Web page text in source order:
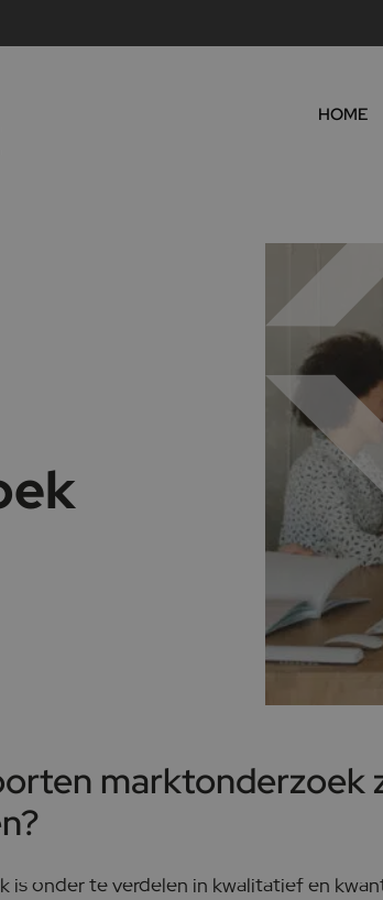
HOME
marktonderzoek
is onder te verdelen in kwalitatief en